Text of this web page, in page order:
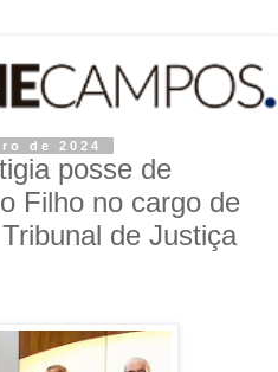
de 2024
posse de
Filho no cargo de
de Justiça